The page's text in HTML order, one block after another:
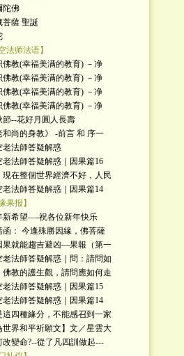
陀佛
菩薩 聖誕
法师法语】
佛教(幸福美满的教育) －净
佛教(幸福美满的教育) －净
佛教(幸福美满的教育) －净
佛教(幸福美满的教育) －净
節--花好月圓人長壽
和尚的身教》 -前言 和 序一
老法師答疑解惑
老法師答疑解惑｜因果篇16
現在整個世界經濟不好，人民
老法師答疑解惑｜因果篇14
果报】
新希望—-祝各位新年快乐
函： 今逢殊勝因緣，佛菩薩
果就能趨吉避凶—果報（第一
老法師答疑解惑｜問：請問如
佛教的護生觀，請問應如何走
老法師答疑解惑｜因果篇15
老法師答疑解惑｜因果篇14
這四種緣分，不能感召到一家
世界和平祈願文】文／星雲大
改變命?--從了凡四訓做起---